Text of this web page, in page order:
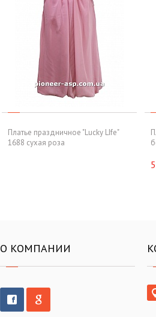
Платье праздничное "Lucky LIfe"
1688 сухая роза
О КОМПАНИИ